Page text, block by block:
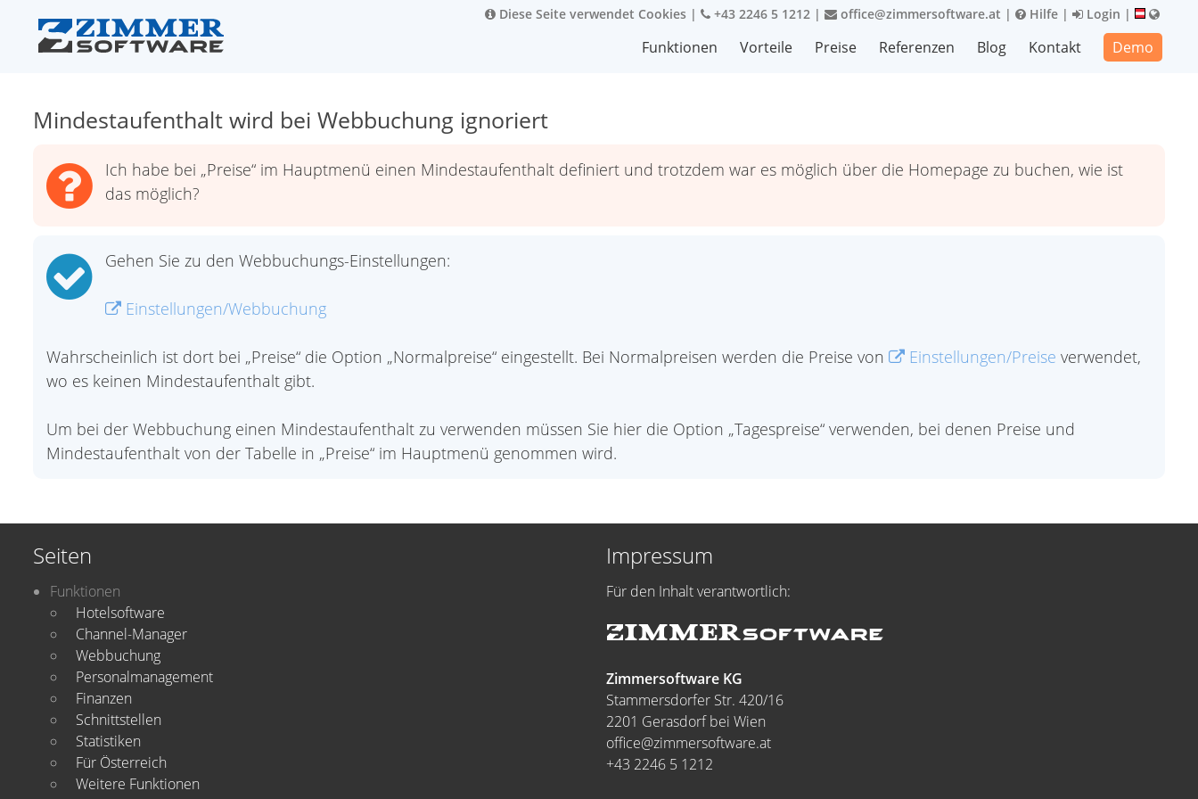
Diese Seite verwendet Cookies | +43 2246 5 1212 | office@zimmersoftware.at | Hilfe | Login |
Funktionen Vorteile Preise Referenzen Blog Kontakt Demo
Mindestaufenthalt wird bei Webbuchung ignoriert
Ich habe bei „Preise“ im Hauptmenü einen Mindestaufenthalt definiert und trotzdem war es möglich über die Homepage zu buchen, wie ist
das möglich?
Gehen Sie zu den Webbuchungs-Einstellungen:
Einstellungen/Webbuchung
Wahrscheinlich ist dort bei „Preise“ die Option „Normalpreise“ eingestellt. Bei Normalpreisen werden die Preise von Einstellungen/Preise verwendet,
wo es keinen Mindestaufenthalt gibt.
Um bei der Webbuchung einen Mindestaufenthalt zu verwenden müssen Sie hier die Option „Tagespreise“ verwenden, bei denen Preise und
Mindestaufenthalt von der Tabelle in „Preise“ im Hauptmenü genommen wird.
Seiten
Funktionen
Hotelsoftware
Channel-Manager
Webbuchung
Personalmanagement
Finanzen
Schnittstellen
Statistiken
Für Österreich
Weitere Funktionen
Impressum
Für den Inhalt verantwortlich:
Zimmersoftware KG
Stammersdorfer Str. 420/16
2201 Gerasdorf bei Wien
office@zimmersoftware.at
+43 2246 5 1212